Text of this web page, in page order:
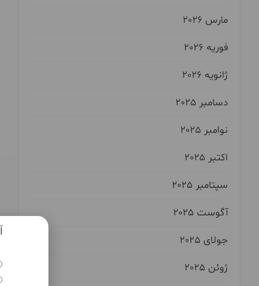
مارس 2026
فوریه 2026
ژانویه 2026
دسامبر 2025
نوامبر 2025
اکتبر 2025
سپتامبر 2025
آگوست 2025
جولای 2025
ژوئن 2025